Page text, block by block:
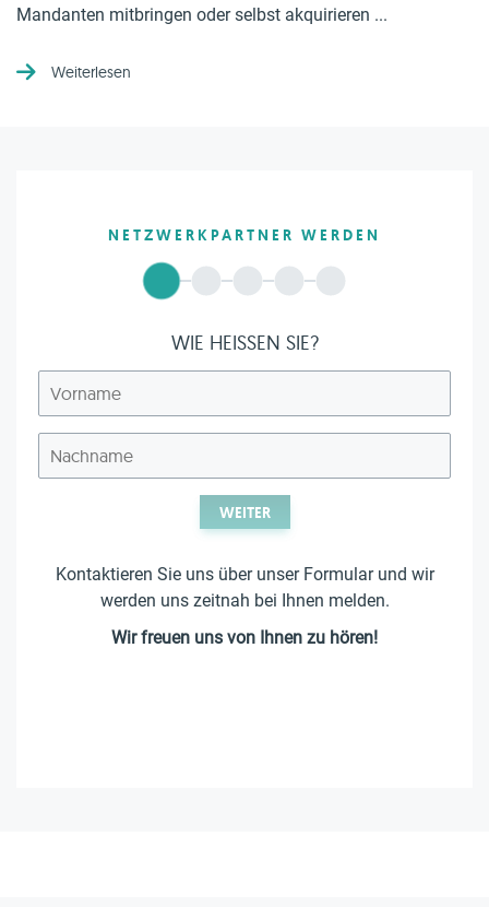
Mandanten mitbringen oder selbst akquirieren ...
Weiterlesen
NETZWERKPARTNER WERDEN
WIE HEISSEN SIE?
WEITER
Kontaktieren Sie uns über unser Formular und wir
werden uns zeitnah bei Ihnen melden.
Wir freuen uns von Ihnen zu hören!